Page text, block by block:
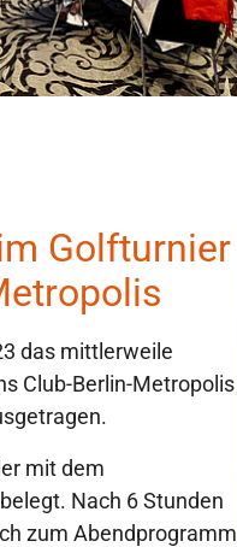
Golfturnier
das mittlerweile
Club-Berlin-Metropolis
mit dem
Nach 6 Stunden
zum Abendprogramm